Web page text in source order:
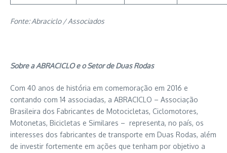
Fonte: Abraciclo / Associados
Sobre a ABRACICLO e o Setor de Duas Rodas
Com 40 anos de história em comemoração em 2016 e
contando com 14 associadas, a ABRACICLO – Associação
Brasileira dos Fabricantes de Motocicletas, Ciclomotores,
Motonetas, Bicicletas e Similares – representa, no país, os
interesses dos fabricantes de transporte em Duas Rodas, além
de investir fortemente em ações que tenham por objetivo a